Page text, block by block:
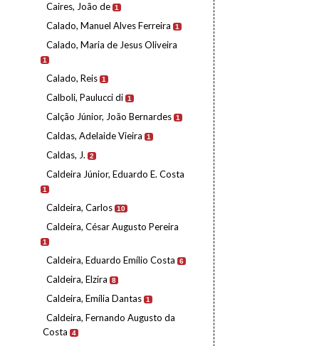
Caires, João de 1
Calado, Manuel Alves Ferreira 1
Calado, Maria de Jesus Oliveira
1
Calado, Reis 1
Calboli, Paulucci di 1
Calção Júnior, João Bernardes 1
Caldas, Adelaide Vieira 1
Caldas, J. 2
Caldeira Júnior, Eduardo E. Costa
1
Caldeira, Carlos 10
Caldeira, César Augusto Pereira
1
Caldeira, Eduardo Emílio Costa 6
Caldeira, Elzira 8
Caldeira, Emília Dantas 1
Caldeira, Fernando Augusto da
Costa
4